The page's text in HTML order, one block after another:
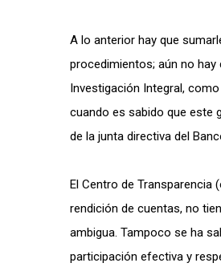
A lo anterior hay que
procedimientos; aún no
Investigación Integral,
cuando es sabido que este
de la junta directiva del
El Centro de Transparencia
rendición de cuentas, no
ambigua. Tampoco se ha
participación efectiva y